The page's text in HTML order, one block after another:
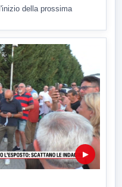
della prossima
▶